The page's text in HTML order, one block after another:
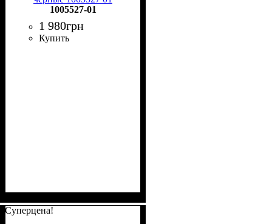
1005527-01
1 980грн
Купить
Суперцена!